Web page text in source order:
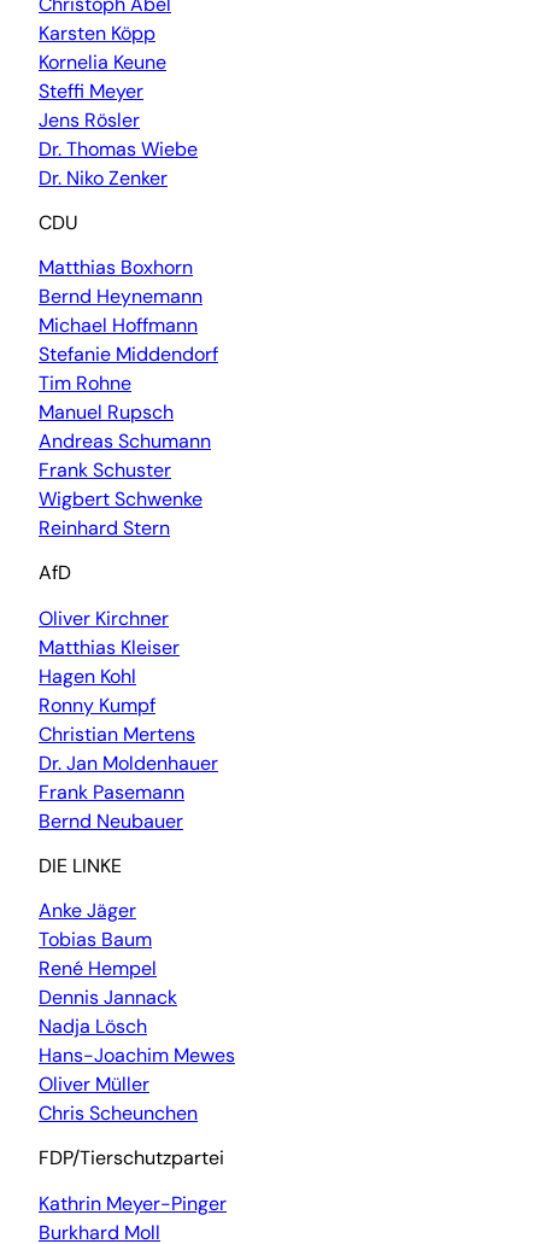
Karsten Köpp
Kornelia Keune
Steffi Meyer
Jens Rösler
Dr. Thomas Wiebe
Dr. Niko Zenker
CDU
Matthias Boxhorn
Bernd Heynemann
Michael Hoffmann
Stefanie Middendorf
Tim Rohne
Manuel Rupsch
Andreas Schumann
Frank Schuster
Wigbert Schwenke
Reinhard Stern
AfD
Oliver Kirchner
Matthias Kleiser
Hagen Kohl
Ronny Kumpf
Christian Mertens
Dr. Jan Moldenhauer
Frank Pasemann
Bernd Neubauer
DIE LINKE
Anke Jäger
Tobias Baum
René Hempel
Dennis Jannack
Nadja Lösch
Hans-Joachim Mewes
Oliver Müller
Chris Scheunchen
FDP/Tierschutzpartei
Kathrin Meyer-Pinger
Burkhard Moll